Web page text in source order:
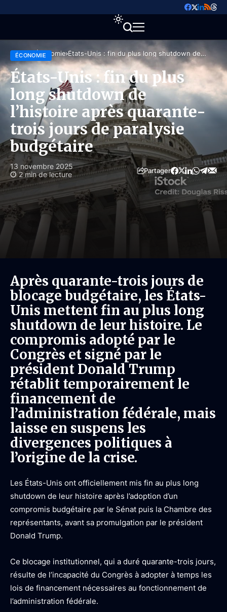
Accueil Économie États-Unis : fin du plus long shutdown de
l’histoire après quarante-trois jours de paralysie
budgétaire
ÉCONOMIE
États-Unis : fin du plus
long shutdown de
l’histoire après quarante-
trois jours de paralysie
budgétaire
13 novembre 2025
2 min de lecture
Partager
Après quarante-trois jours de
blocage budgétaire, les États-
Unis mettent fin au plus long
shutdown de leur histoire. Le
compromis adopté par le
Congrès et signé par le
président Donald Trump
rétablit temporairement le
financement de
l’administration fédérale, mais
laisse en suspens les
divergences politiques à
l’origine de la crise.
Les États-Unis ont officiellement mis fin au plus long
shutdown de leur histoire après l’adoption d’un
compromis budgétaire par le Sénat puis la Chambre des
représentants, avant sa promulgation par le président
Donald Trump.
Ce blocage institutionnel, qui a duré quarante-trois jours,
résulte de l’incapacité du Congrès à adopter à temps les
lois de financement nécessaires au fonctionnement de
l’administration fédérale.